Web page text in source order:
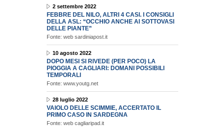
2 settembre 2022
FEBBRE DEL NILO, ALTRI 4 CASI. I CONSIGLI
DELLA ASL: “OCCHIO ANCHE AI SOTTOVASI
DELLE PIANTE”
Fonte: web sardiniapost.it
10 agosto 2022
DOPO MESI SI RIVEDE (PER POCO) LA
PIOGGIA A CAGLIARI: DOMANI POSSIBILI
TEMPORALI
Fonte: www.youtg.net
28 luglio 2022
VAIOLO DELLE SCIMMIE, ACCERTATO IL
PRIMO CASO IN SARDEGNA
Fonte: web cagliaripad.it